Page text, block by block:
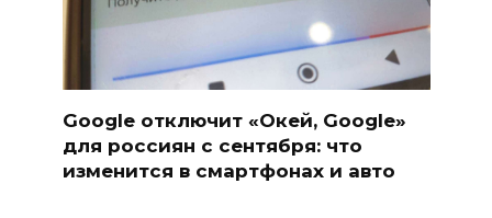
Google отключит «Окей, Google»
для россиян с сентября: что
изменится в смартфонах и авто